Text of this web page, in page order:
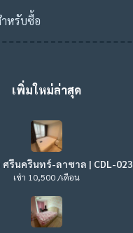
หรับซื้อ
เพิ่มใหม่ล่าสุด
ศรีนครินทร์-ลาซาล | CDL-023
เช่า 10,500 /เดือน